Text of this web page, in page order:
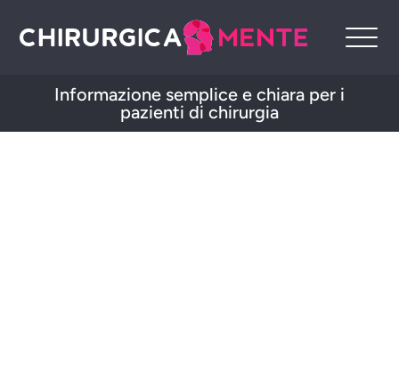
Informazione semplice e chiara per i
pazienti di chirurgia